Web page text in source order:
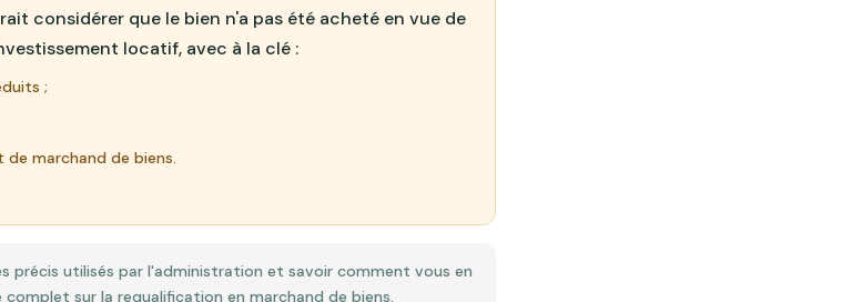
considérer que le bien n'a pas été acheté en vue de
locatif, avec à la clé :
;
marchand de biens.
précis utilisés par l'administration et savoir comment vous en
sur la requalification en marchand de biens.